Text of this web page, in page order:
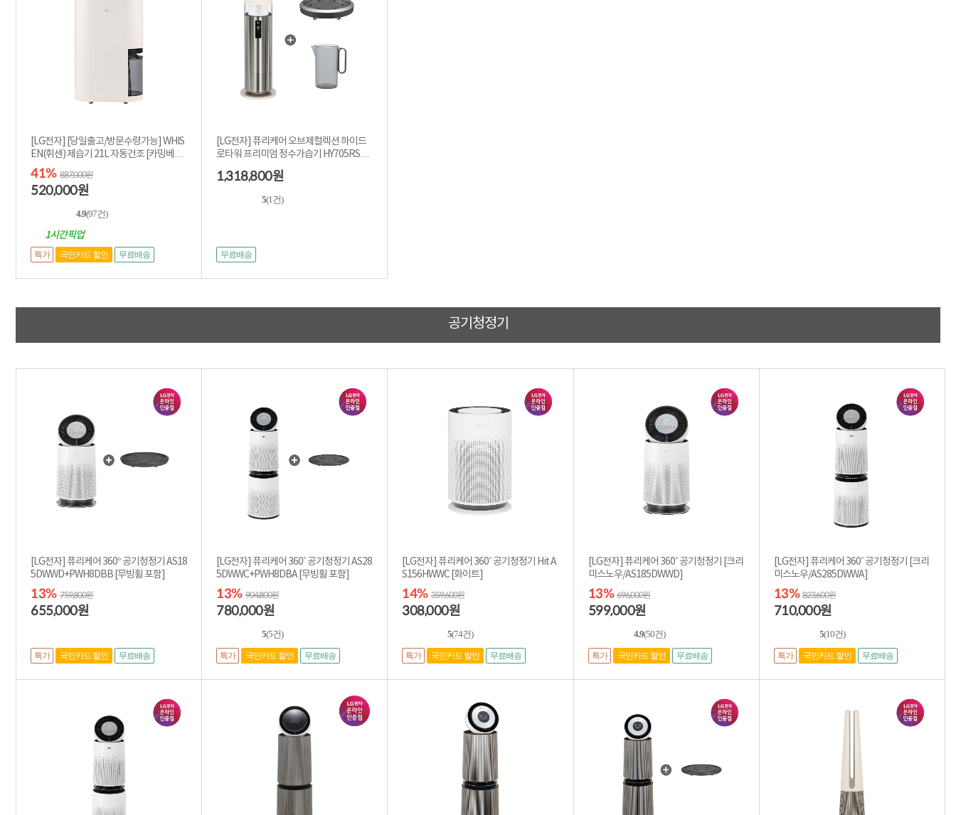
[LG전자] [당일출고/방문수령가능] WHIS
EN(휘센) 제습기 21L 자동건조 [카밍베이
지/DQ21...
41% 887,000원
520,000원
4.9(97건)
1시간픽업
국민카드 할인 무료배송
특가
[LG전자] 퓨리케어 오브제컬렉션 하이드
로타워 프리미엄 정수가습기 HY705RSUA
1,318,800원
5(1건)
무료배송
공기청정기
[LG전자] 퓨리케어 360° 공기청정기 AS18
5DWWD+PWH8DBB [무빙휠 포함]
13% 759,800원
655,000원
국민카드 할인 무료배송
특가
[LG전자] 퓨리케어 360˚ 공기청정기 AS28
5DWWC+PWH8DBA [무빙휠 포함]
13% 904,800원
780,000원
5(5건)
국민카드 할인 무료배송
특가
[LG전자] 퓨리케어 360˚ 공기청정기 Hit A
S156HWWC [화이트]
14% 359,600원
308,000원
5(74건)
국민카드 할인 무료배송
특가
[LG전자] 퓨리케어 360˚ 공기청정기 [크리
미스노우/AS185DWWD]
13% 696,000원
599,000원
4.9(50건)
국민카드 할인 무료배송
특가
[LG전자] 퓨리케어 360˚ 공기청정기 [크리
미스노우/AS285DWWA]
13% 823,600원
710,000원
5(10건)
국민카드 할인 무료배송
특가